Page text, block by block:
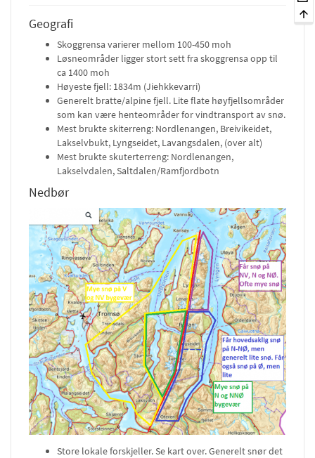
Geografi
Skoggrensa varierer mellom 100-450 moh
Løsneområder ligger stort sett fra skoggrensa opp til
ca 1400 moh
Høyeste fjell: 1834m (Jiehkkevarri)
Generelt bratte/alpine fjell. Lite flate høyfjellsområder
som kan være henteområder for vindtransport av snø.
Mest brukte skiterreng: Nordlenangen, Breivikeidet,
Lakselvbukt, Lyngseidet, Lavangsdalen, (over alt)
Mest brukte skuterterreng: Nordlenangen,
Lakselvdalen, Saltdalen/Ramfjordbotn
Nedbør
Store lokale forskjeller. Se kart over. Generelt snør det